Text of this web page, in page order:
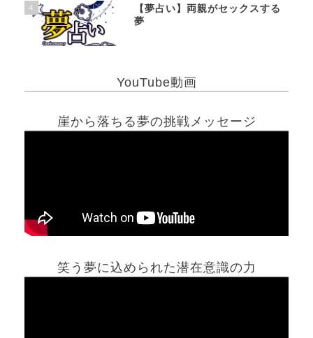
4
【夢占い】両親がセックスする
夢
YouTube動画
崖から落ちる夢の挑戦メッセージ
笑う夢に込められた潜在意識の力